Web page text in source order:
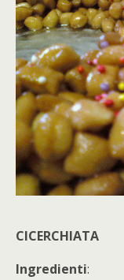
CICERCHIATA
Ingredienti: